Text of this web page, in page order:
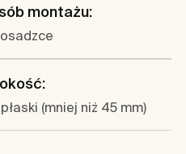
montażu:
(mniej niż 45 mm)